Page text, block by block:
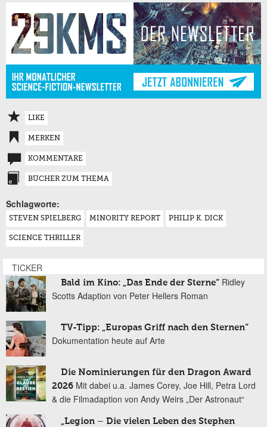
LIKE
MERKEN
KOMMENTARE
BÜCHER ZUM THEMA
Schlagworte:
STEVEN SPIELBERG MINORITY REPORT PHILIP K. DICK
SCIENCE THRILLER
TICKER
Bald im Kino: „Das Ende der Sterne“ Ridley
Scotts Adaption von Peter Hellers Roman
TV-Tipp: „Europas Griff nach den Sternen“
Dokumentation heute auf Arte
Die Nominierungen für den Dragon Award
2026 Mit dabei u.a. James Corey, Joe Hill, Petra Lord
& die Filmadaption von Andy Weirs „Der Astronaut“
„Legion – Die vielen Leben des Stephen